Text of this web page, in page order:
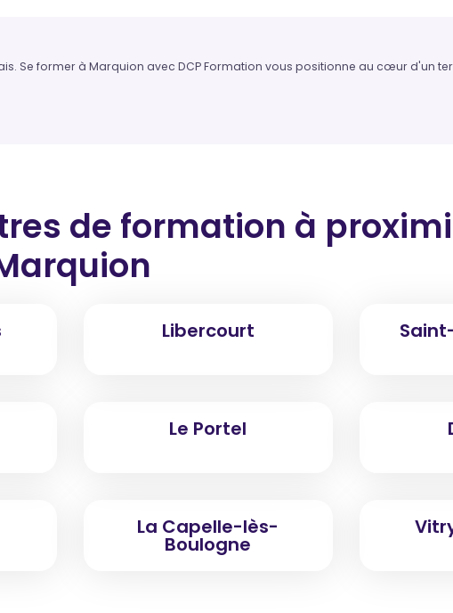
Se former à Marquion avec DCP Formation vous positionne au cœur d'un
de formation à
Libercourt
Le Portel
La Capelle-lès-
Boulogne